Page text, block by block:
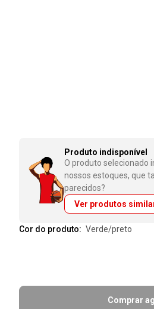
Produto indisponível
O produto selecionado
nossos estoques, que
parecidos?
Ver produtos
Cor do produto: verde/preto
Comprar